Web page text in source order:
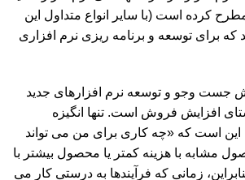
کرده است (با سایر انواع متداول این
که برای توسعه و برنامه ریزی نرم افزاری
وجو و توسعه نرم افزارهای جدید
افزایش فروش است. تنها انگیزه
است که «چه کاری برای من می تواند
مشابه با هزینه کمتر یا محصول بیشتر با
زمانی که فرآیندها به درستی کار می